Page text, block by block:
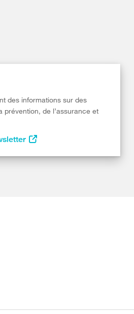
des informations sur des
prévention, de l’assurance et